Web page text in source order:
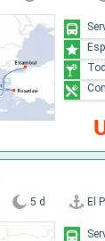
5 d El